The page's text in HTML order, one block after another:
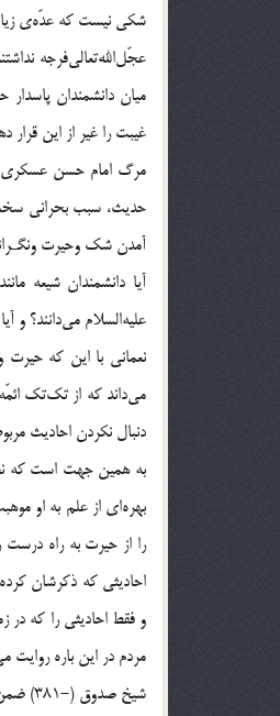
شکی نیست که عدّه‌ی
عجّل‌الله‌تعالی‌فرجه
میان دانشمندان پاسدار
غیبت را غیر از این قرار
حديث، سبب بحراني
آمدن شك وحيرت
آیا دانشمندان شیعه
علیه‌السلام می‌دانند؟
نعمانی با این که
می‌داند که از تک‌تک
دنبال نکردن احادیث مربوط
به همین جهت است که
بهره‌ای از علم به او
احادیثی که ذکرشان
مردم در این باره
شیخ